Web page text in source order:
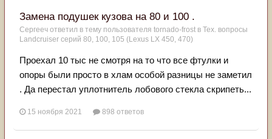
Замена подушек кузова на 80 и 100 .
Сергееч ответил в тему пользователя tornado-frost в Тех. вопросы
Landcruiser серий 80, 100, 105 (Lexus LX 450, 470)
Проехал 10 тыс не смотря на то что все фтулки и
опоры были просто в хлам особой разницы не заметил
. Да перестал уплотнитель лобового стекла скрипеть...
15 ноября 2021 898 ответов